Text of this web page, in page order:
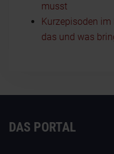
musst
Kurzepisoden
das und was
DAS PORTAL